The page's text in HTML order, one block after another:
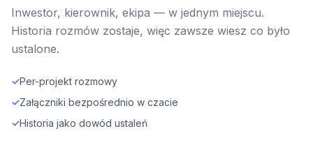
Inwestor, kierownik, ekipa — w jednym miejscu.
Historia rozmów zostaje, więc zawsze wiesz co było
ustalone.
✓Per-projekt rozmowy
✓Załączniki bezpośrednio w czacie
✓Historia jako dowód ustaleń